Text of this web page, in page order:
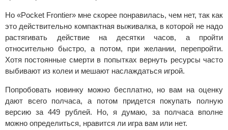
Но «Pocket Frontier» мне скорее понравилась, чем нет, так как
это действительно компактная выживалка, в которой не надо
растягивать действие на десятки часов, а пройти
относительно быстро, а потом, при желании, перепройти.
Хотя постоянные смерти в попытках вернуть ресурсы часто
выбивают из колеи и мешают наслаждаться игрой.
Попробовать новинку можно бесплатно, но вам на оценку
дают всего полчаса, а потом придется покупать полную
версию за 449 рублей. Но, я думаю, за полчаса вполне
можно определиться, нравится ли игра вам или нет.